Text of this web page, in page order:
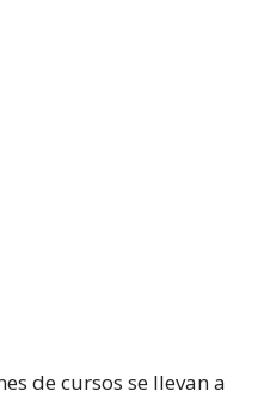
de cursos se llevan a